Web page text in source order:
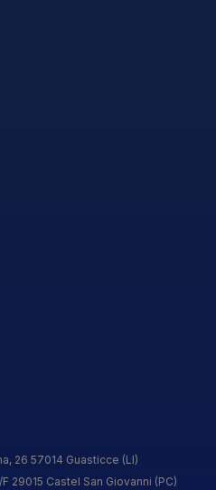
26 57014 Guasticce (LI)
29015 Castel San Giovanni (PC)